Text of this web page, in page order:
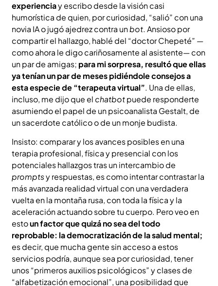
experienciay escribo desde la visión casi
humorística de quien, por curiosidad, “salió” con una
novia IA o jugó ajedrez contra unbot. Ansioso por
compartir el hallazgo, hablé del “doctor Chepeté” —
como ahora le digo cariñosamente al asistente— con
un par de amigas; para mi sorpresa, resultó que ellas
ya tenían un par de meses pidiéndole consejos a
esta especie de “terapeuta virtual”. Una de ellas,
incluso, me dijo que el chatbotpuede responderte
asumiendo el papel de un psicoanalista Gestalt, de
un sacerdote católico o de un monje budista.
Insisto: comparar y los avances posibles en una
terapia profesional, física y presencial con los
potenciales hallazgos tras un intercambio de
promptsy respuestas, es como intentar contrastar la
más avanzada realidad virtual con una verdadera
vuelta en la montaña rusa, con toda la física y la
aceleración actuando sobre tu cuerpo. Pero veo en
estoun factor que quizá no sea del todo
reprobable: la democratización de la salud mental;
es decir, que mucha gente sin acceso a estos
servicios podría, aunque sea por curiosidad, tener
unos “primeros auxilios psicológicos” y clases de
“alfabetización emocional”, una posibilidad que